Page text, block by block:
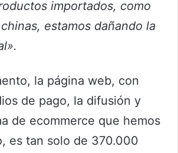
importados, como
estamos dañando la
la página web, con
de pago, la difusión y
de ecommerce que hemos
es tan solo de 370.000